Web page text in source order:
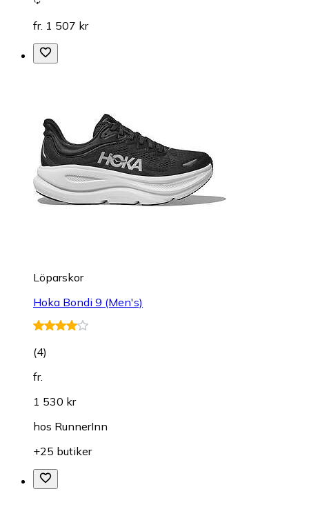
fr. 1 507 kr
Löparskor
Hoka Bondi 9 (Men's)
(4)
fr.
1 530 kr
hos RunnerInn
+25 butiker